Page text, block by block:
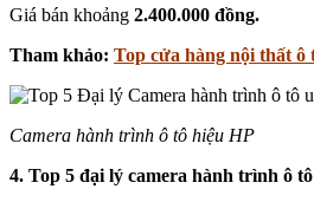
Giá bán khoảng 2.400.000 đồng.
Tham khảo: Top cửa hàng nội thất ô
Camera hành trình ô tô hiệu HP
4. Top 5 đại lý camera hành trình ô